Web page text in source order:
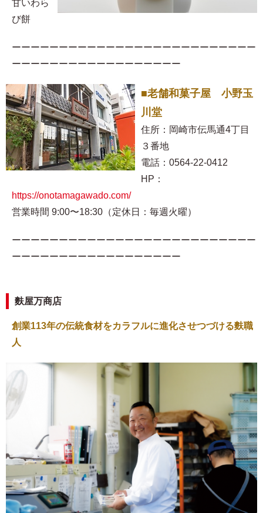
甘いわら
び餅
ーーーーーーーーーーーーーーーーーーーーーーーーーー
ーーーーーーーーーーーーーーーーーー
■老舗和菓子屋 小野玉
川堂
住所：岡崎市伝馬通4丁目
３番地
電話：0564-22-0412
HP：
https://onotamagawado.com/
営業時間 9:00〜18:30（定休日：毎週火曜）
ーーーーーーーーーーーーーーーーーーーーーーーーーー
ーーーーーーーーーーーーーーーーーー
麩屋万商店
創業113年の伝統食材をカラフルに進化させつづける麩職
人